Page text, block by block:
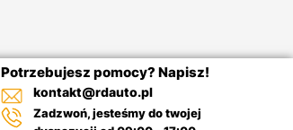
Potrzebujesz pomocy? Napisz!
kontakt@rdauto.pl
Zadzwoń, jesteśmy do twojej